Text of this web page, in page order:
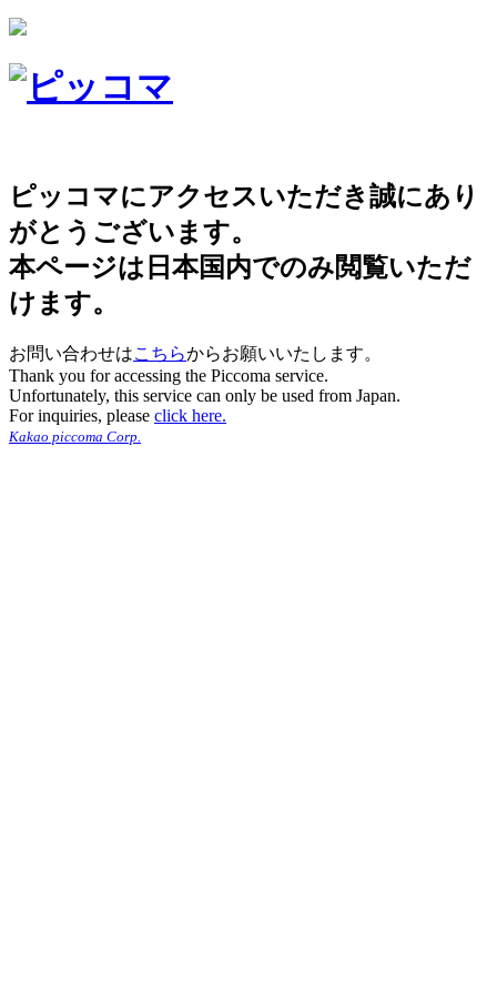
ピッコマにアクセスいただき誠にあり
がとうございます。
本ページは日本国内でのみ閲覧いただ
けます。
お問い合わせはこちらからお願いいたします。
Thank you for accessing the Piccoma service.
Unfortunately, this service can only be used from Japan.
For inquiries, please click here.
Kakao piccoma Corp.